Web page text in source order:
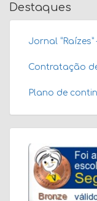
Destaques
Jornal “Raízes”
Contratação
Plano de